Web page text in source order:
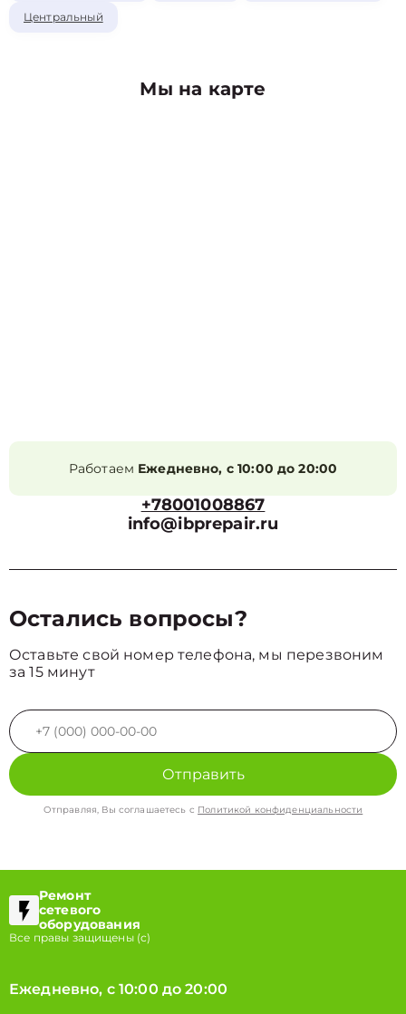
Центральный
Мы на карте
Работаем Ежедневно, с 10:00 до 20:00
+78001008867
info@ibprepair.ru
Остались вопросы?
Оставьте свой номер телефона, мы перезвоним
за 15 минут
Отправить
Отправляя, Вы соглашаетесь с Политикой конфиденциальности
Ремонт
сетевого
оборудования
Все правы защищены (с)
Ежедневно, с 10:00 до 20:00